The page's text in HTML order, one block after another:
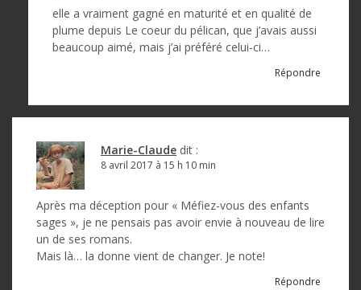
e
elle a vraiment gagné en maturité et en qualité de
plume depuis Le coeur du pélican, que j’avais aussi
beaucoup aimé, mais j’ai préféré celui-ci…
Répondre
Marie-Claude dit :
8 avril 2017 à 15 h 10 min
Après ma déception pour « Méfiez-vous des enfants
sages », je ne pensais pas avoir envie à nouveau de lire
un de ses romans.
Mais là… la donne vient de changer. Je note!
Répondre